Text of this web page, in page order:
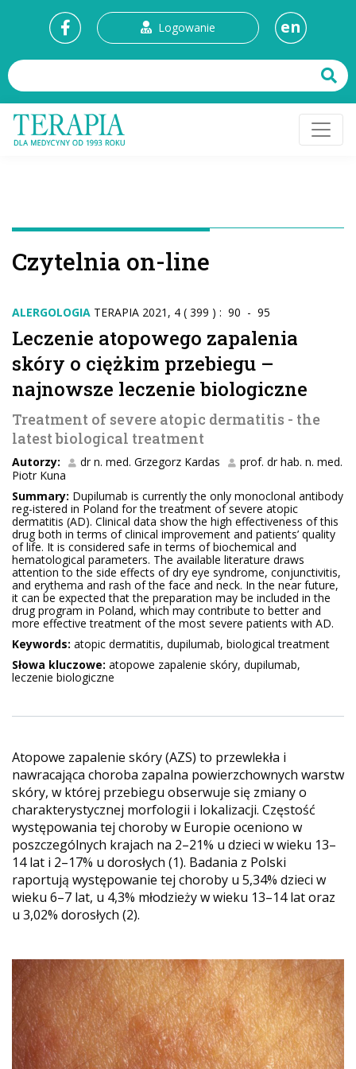
Logowanie en
Czytelnia on-line
ALERGOLOGIA TERAPIA 2021, 4 ( 399 ) : 90 - 95
Leczenie atopowego zapalenia
skóry o ciężkim przebiegu –
najnowsze leczenie biologiczne
Treatment of severe atopic dermatitis - the
latest biological treatment
Autorzy: dr n. med. Grzegorz Kardas
prof. dr hab. n. med.
Piotr Kuna
Summary: Dupilumab is currently the only monoclonal antibody
reg-istered in Poland for the treatment of severe atopic
dermatitis (AD). Clinical data show the high effectiveness of this
drug both in terms of clinical improvement and patients’ quality
of life. It is considered safe in terms of biochemical and
hematological parameters. The available literature draws
attention to the side effects of dry eye syndrome, conjunctivitis,
and erythema and rash of the face and neck. In the near future,
it can be expected that the preparation may be included in the
drug program in Poland, which may contribute to better and
more effective treatment of the most severe patients with AD.
Keywords: atopic dermatitis, dupilumab, biological treatment
Słowa kluczowe: atopowe zapalenie skóry, dupilumab,
leczenie biologiczne
Atopowe zapalenie skóry (AZS) to przewlekła i
nawracająca choroba zapalna powierzchownych warstw
skóry, w której przebiegu obserwuje się zmiany o
charakterystycznej morfologii i lokalizacji. Częstość
występowania tej choroby w Europie oceniono w
poszczególnych krajach na 2–21% u dzieci w wieku 13–
14 lat i 2–17% u dorosłych (1). Badania z Polski
raportują występowanie tej choroby u 5,34% dzieci w
wieku 6–7 lat, u 4,3% młodzieży w wieku 13–14 lat oraz
u 3,02% dorosłych (2).